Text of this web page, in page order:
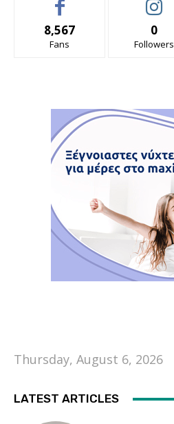
8,567
Fans
0
Followers
Thursday, August 6, 2026
LATEST ARTICLES